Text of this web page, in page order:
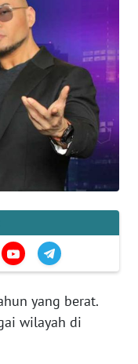
yang berat.
wilayah di